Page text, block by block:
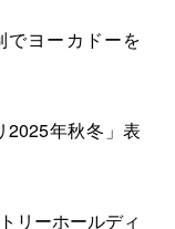
でヨーカドーを
2025年秋冬」表
リーホールディ